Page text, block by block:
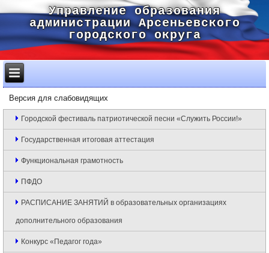
Управление образования
администрации Арсеньевского
городского округа
Версия для слабовидящих
Городской фестиваль патриотической песни «Служить России!»
Государственная итоговая аттестация
Функциональная грамотность
ПФДО
РАСПИСАНИЕ ЗАНЯТИЙ в образовательных организациях
дополнительного образования
Конкурс «Педагог года»